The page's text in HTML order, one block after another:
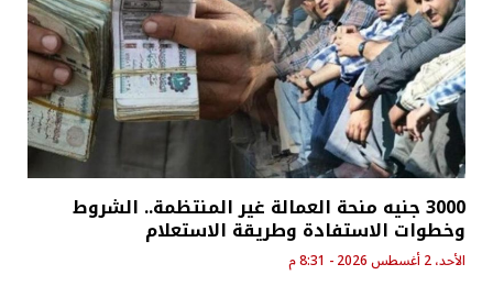
3000 جنيه منحة العمالة غير المنتظمة.. الشروط
وخطوات الاستفادة وطريقة الاستعلام
الأحد، 2 أغسطس 2026 - 8:31 م